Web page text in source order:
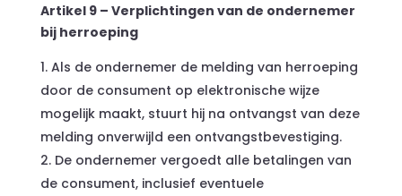
Artikel 9 – Verplichtingen van de ondernemer
bij herroeping
Als de ondernemer de melding van herroeping
door de consument op elektronische wijze
mogelijk maakt, stuurt hij na ontvangst van deze
melding onverwijld een ontvangstbevestiging.
De ondernemer vergoedt alle betalingen van
de consument, inclusief eventuele